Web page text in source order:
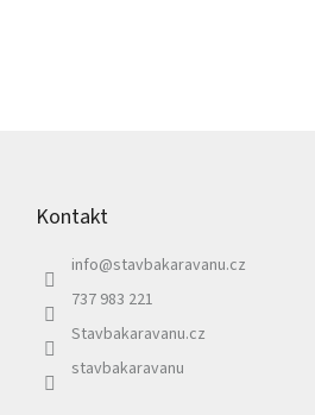
Kontakt
info@stavbakaravanu.cz
737 983 221
Stavbakaravanu.cz
stavbakaravanu